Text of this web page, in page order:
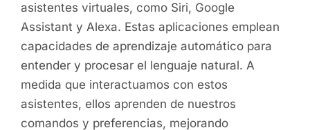
asistentes virtuales, como Siri, Google
Assistant y Alexa. Estas aplicaciones emplean
capacidades de aprendizaje automático para
entender y procesar el lenguaje natural. A
medida que interactuamos con estos
asistentes, ellos aprenden de nuestros
comandos y preferencias, mejorando